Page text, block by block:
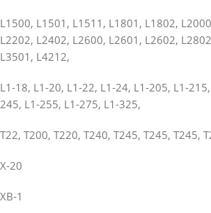
L1500, L1501, L1511, L1801, L1802,
L2202, L2402, L2600, L2601, L2602,
L3501, L4212,
L1-18, L1-20, L1-22, L1-24, L1-205, L1-
245, L1-255, L1-275, L1-325,
T22, T200, T220, T240, T245, T245, T245,
X-20
XB-1